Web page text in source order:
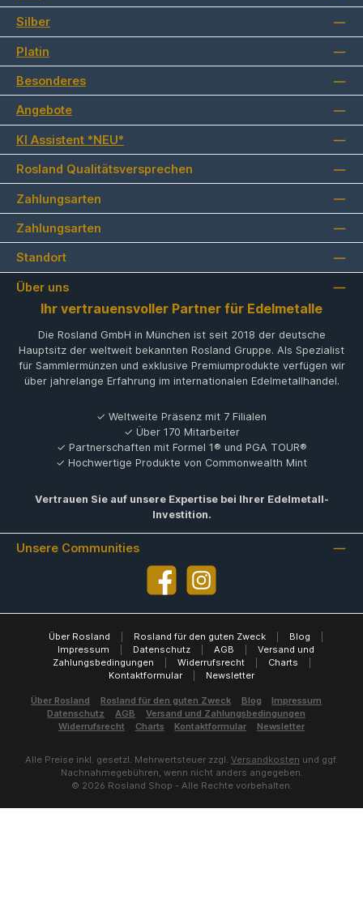
Silber
Platin
Besonderes
Angebote
KI Assistent *NEU*
Rosland Qualitätsversprechen
Zahlungsarten
Zahlungsarten
Standort
Über uns
Ihr vertrauensvoller Partner für Edelmetalle
Die Rosland GmbH in München ist seit 2018 der deutsche
Hauptsitz der weltweit bekannten Rosland Gruppe. Als Spezialist
für Sammlermünzen und exklusive Premiumprodukte verfügen wir
über jahrelange Erfahrung im internationalen Edelmetallhandel.
✓ Weltweite Präsenz mit 7 Filialen
✓ Über 170 Mitarbeiter
✓ Partnerschaften mit Formel 1® und PGA TOUR®
✓ Hochwertige Produkte von Commonwealth Mint
Vertrauen Sie auf unsere Expertise bei Ihrer Edelmetall-
Investition.
Unsere Communities
Facebook Instagram
Über Rosland Rosland für den guten Zweck Blog
Impressum
Datenschutz AGB
Versand und
Zahlungsbedingungen
Widerrufsrecht Charts
Kontaktformular
Newsletter
Über Rosland Rosland für den guten Zweck Blog
Impressum
Datenschutz
AGB
Versand und Zahlungsbedingungen
Widerrufsrecht
Charts Kontaktformular Newsletter
Alle Preise inkl. gesetzl. Mehrwertsteuer zzgl. Versandkosten und ggf.
Nachnahmegebühren, wenn nicht anders angegeben.
© 2026 Rosland Shop - Alle Rechte vorbehalten.